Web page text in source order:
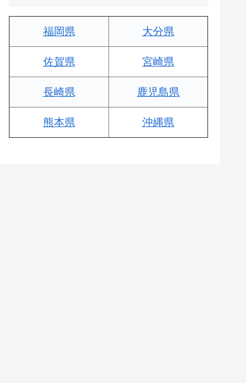
福岡県 大分県
佐賀県 宮崎県
長崎県 鹿児島県
熊本県 沖縄県